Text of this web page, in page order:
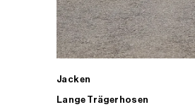
Jacken
Lange Trägerhosen